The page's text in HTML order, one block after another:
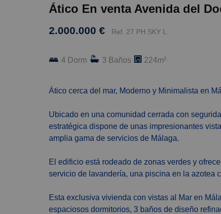
Ático En venta Avenida del
2.000.000 € Ref. 27 PH SKY L
4 Dorm 3 Baños 224m²
Ático cerca del mar, Moderno y Minimalista en
Ubicado en una comunidad cerrada con
estratégica dispone de unas impresionantes
amplia gama de servicios de Málaga.
El edificio está rodeado de zonas verdes y
servicio de lavandería, una piscina en la azotea
Esta exclusiva vivienda con vistas al Mar en
espaciosos dormitorios, 3 baños de diseño